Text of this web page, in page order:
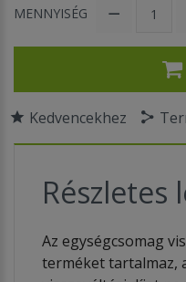
MENNYISÉG
Kedvencekhez
Részletes
Az egységcsomag
terméket tartalmaz,